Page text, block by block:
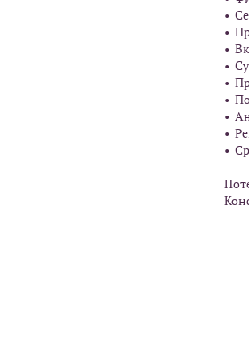
•
•
•
•
•
•
•
•
•